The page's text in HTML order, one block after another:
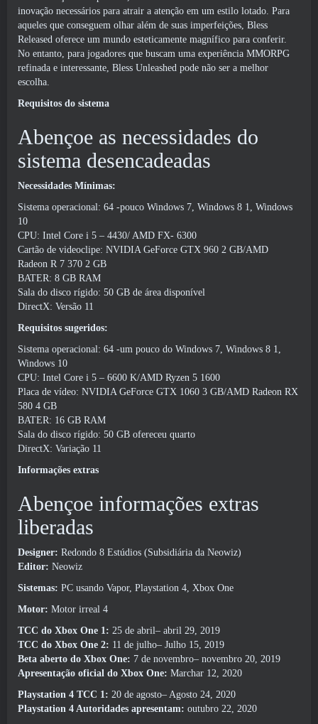
inovação necessários para atrair a atenção em um estilo lotado. Para
aqueles que conseguem olhar além de suas imperfeições, Bless
Released oferece um mundo esteticamente magnífico para conferir.
No entanto, para jogadores que buscam uma experiência MMORPG
refinada e interessante, Bless Unleashed pode não ser a melhor
escolha.
Requisitos do sistema
Abençoe as necessidades do
sistema desencadeadas
Necessidades Mínimas:
Sistema operacional: 64 -pouco Windows 7, Windows 8 1, Windows
10
CPU: Intel Core i 5 – 4430/ AMD FX- 6300
Cartão de videoclipe: NVIDIA GeForce GTX 960 2 GB/AMD
Radeon R 7 370 2 GB
BATER: 8 GB RAM
Sala do disco rígido: 50 GB de área disponível
DirectX: Versão 11
Requisitos sugeridos:
Sistema operacional: 64 -um pouco do Windows 7, Windows 8 1,
Windows 10
CPU: Intel Core i 5 – 6600 K/AMD Ryzen 5 1600
Placa de vídeo: NVIDIA GeForce GTX 1060 3 GB/AMD Radeon RX
580 4 GB
BATER: 16 GB RAM
Sala do disco rígido: 50 GB ofereceu quarto
DirectX: Variação 11
Informações extras
Abençoe informações extras
liberadas
Designer: Redondo 8 Estúdios (Subsidiária da Neowiz)
Editor: Neowiz
Sistemas: PC usando Vapor, Playstation 4, Xbox One
Motor: Motor irreal 4
TCC do Xbox One 1: 25 de abril– abril 29, 2019
TCC do Xbox One 2: 11 de julho– Julho 15, 2019
Beta aberto do Xbox One: 7 de novembro– novembro 20, 2019
Apresentação oficial do Xbox One: Marchar 12, 2020
Playstation 4 TCC 1: 20 de agosto– Agosto 24, 2020
Playstation 4 Autoridades apresentam: outubro 22, 2020